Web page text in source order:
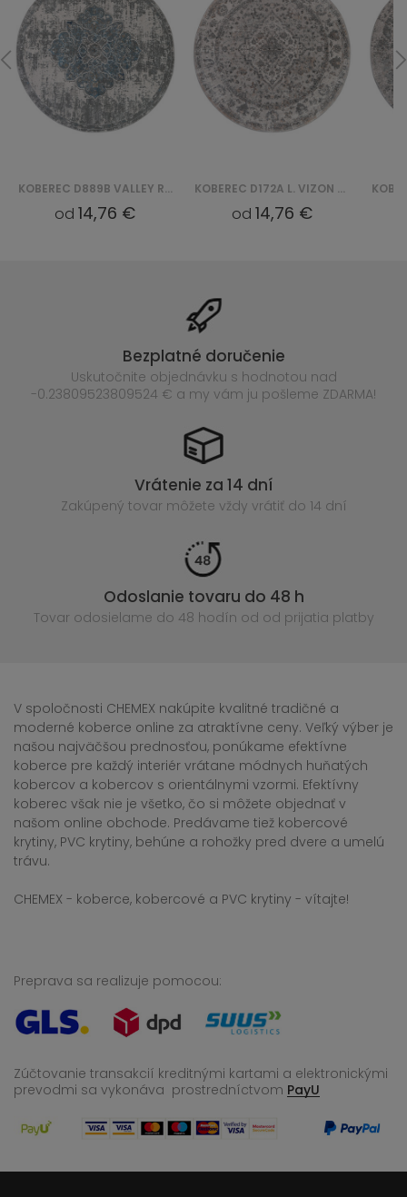
KOBEREC D889B VALLEY ROUND - NIEBIESKI, BIAŁY
od14,76 €
KOBEREC D172A L. VIZON VALLEY ROUND - SZARY
od 14,76 €
Bezplatné doručenie
Uskutočnite objednávku s hodnotou nad
-0.23809523809524 € a my vám ju pošleme ZDARMA!
Vrátenie za 14 dní
Zakúpený tovar môžete vždy vrátiť do 14 dní
Odoslanie tovaru do 48 h
Tovar odosielame do 48 hodín od od prijatia platby
V spoločnosti CHEMEX nakúpite kvalitné tradičné a
moderné koberce online za atraktívne ceny. Veľký výber je
našou najväčšou prednosťou, ponúkame efektívne
koberce pre každý interiér vrátane módnych huňatých
kobercov a kobercov s orientálnymi vzormi. Efektívny
koberec však nie je všetko, čo si môžete objednať v
našom online obchode. Predávame tiež kobercové
krytiny, PVC krytiny, behúne a rohožky pred dvere a umelú
trávu.
CHEMEX - koberce, kobercové a PVC krytiny - vítajte!
Preprava sa realizuje pomocou:
Zúčtovanie transakcií kreditnými kartami a elektronickými
prevodmi sa vykonáva prostredníctvom PayU